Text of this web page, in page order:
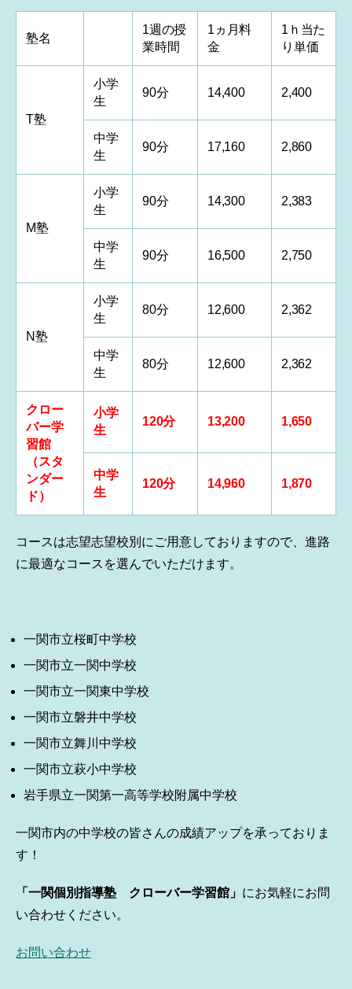
塾名
1週の授
業時間
1ヵ月料
金
1ｈ当た
り単価
T塾
小学
生
90分 14,400 2,400
中学
生
90分 17,160 2,860
M塾
小学
生
90分 14,300 2,383
中学
生
90分 16,500 2,750
N塾
小学
生
80分 12,600 2,362
中学
生
80分 12,600 2,362
クロー
バー学
習館
（スタ
ンダー
ド）
小学
生
120分 13,200 1,650
中学
生
120分 14,960 1,870
コースは志望志望校別にご用意しておりますので、進路
に最適なコースを選んでいただけます。
一関市立桜町中学校
一関市立一関中学校
一関市立一関東中学校
一関市立磐井中学校
一関市立舞川中学校
一関市立萩小中学校
岩手県立一関第一高等学校附属中学校
一関市内の中学校の皆さんの成績アップを承っておりま
す！
「一関個別指導塾 クローバー学習館」 にお気軽にお問
い合わせください。
お問い合わせ